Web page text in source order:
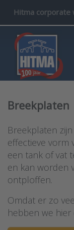
Hitma corporate
Breekplaten
Breekplaten
effectieve vorm
een tank of vat
en kan worden
ontploffen.
Omdat er zo
hebben we hier